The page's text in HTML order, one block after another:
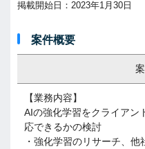
掲載開始日：2023年1月30日
案件概要
【業務内容】
AIの強化学習をクライアン
応できるかの検討
・強化学習のリサーチ、